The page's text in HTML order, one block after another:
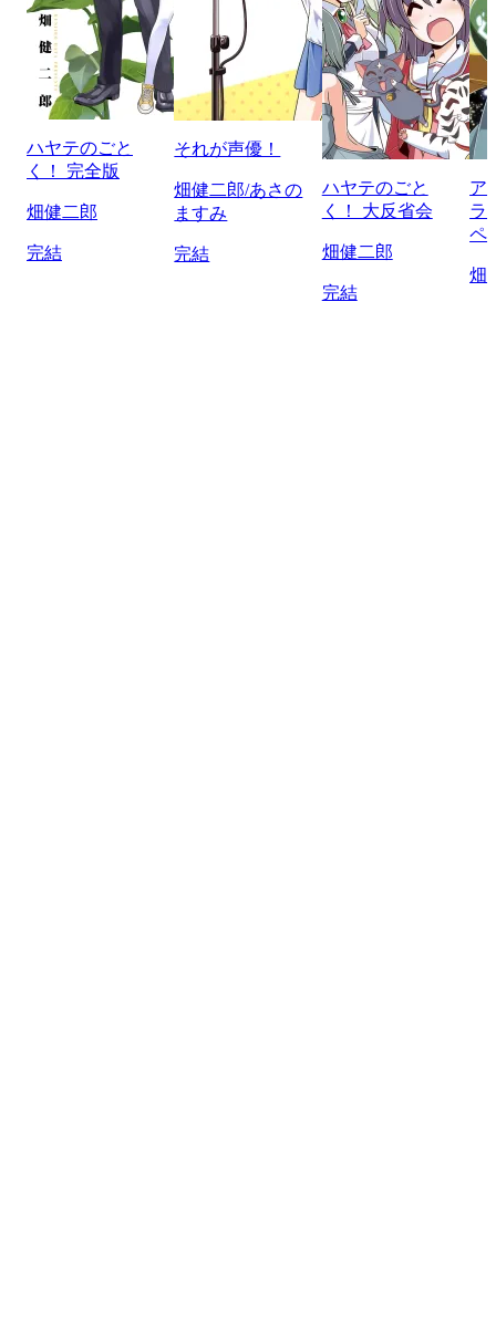
ハヤテのごと
く！ 完全版
畑健二郎
完結
それが声優！
畑健二郎/あさの
ますみ
完結
ハヤテのごと
く！ 大反省会
畑健二郎
完結
ア
ラ
ペ
畑